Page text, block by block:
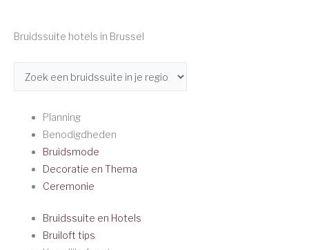
Bruidssuite hotels in Brussel
Planning
Benodigdheden
Bruidsmode
Decoratie en Thema
Ceremonie
Bruidssuite en Hotels
Bruiloft tips